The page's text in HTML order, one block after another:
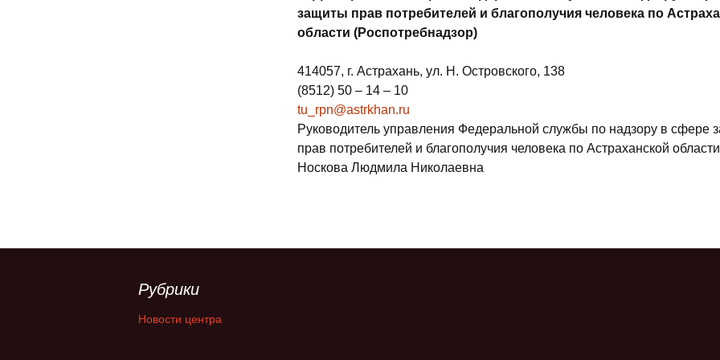
защиты прав потребителей и благополучия человека по
области (Роспотребнадзор)
414057, г. Астрахань, ул. Н. Островского, 138
(8512) 50 – 14 – 10
tu_rpn@astrkhan.ru
Руководитель управления Федеральной службы по надзору в сфере
прав потребителей и благополучия человека по Астраханской
Носкова Людмила Николаевна
Рубрики
Новости центра